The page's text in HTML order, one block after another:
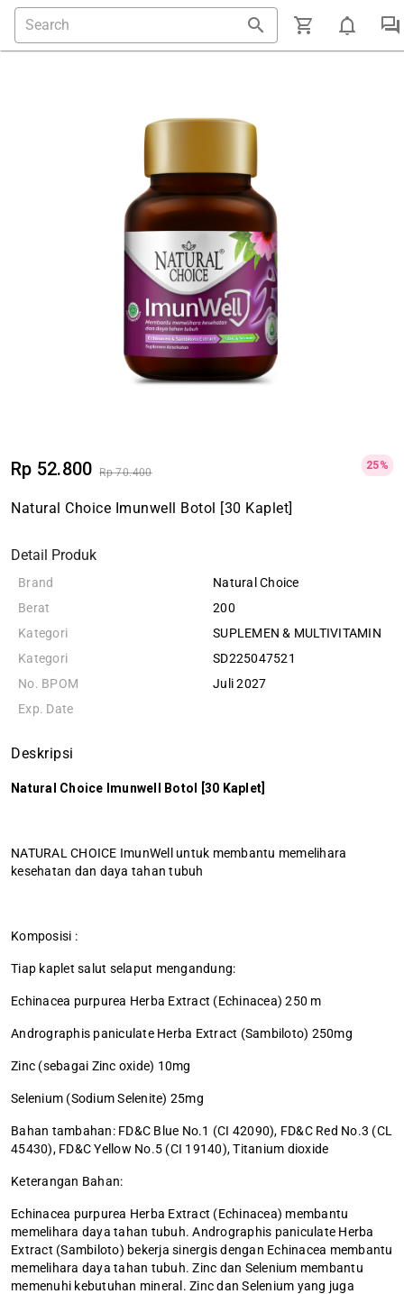
Rp 52.800 Rp 70.400
25%
Natural Choice Imunwell Botol [30 Kaplet]
Detail Produk
Brand
Berat
Kategori
Kategori
No. BPOM
Exp. Date
Natural Choice
200
SUPLEMEN & MULTIVITAMIN
SD225047521
Juli 2027
Deskripsi
Natural Choice Imunwell Botol [30 Kaplet]
NATURAL CHOICE ImunWell untuk membantu memelihara
kesehatan dan daya tahan tubuh
Komposisi :
Tiap kaplet salut selaput mengandung:
Echinacea purpurea Herba Extract (Echinacea) 250 m
Andrographis paniculate Herba Extract (Sambiloto) 250mg
Zinc (sebagai Zinc oxide) 10mg
Selenium (Sodium Selenite) 25mg
Bahan tambahan: FD&C Blue No.1 (CI 42090), FD&C Red No.3 (CL
45430), FD&C Yellow No.5 (CI 19140), Titanium dioxide
Keterangan Bahan:
Echinacea purpurea Herba Extract (Echinacea) membantu
memelihara daya tahan tubuh. Andrographis paniculate Herba
Extract (Sambiloto) bekerja sinergis dengan Echinacea membantu
memelihara daya tahan tubuh. Zinc dan Selenium membantu
memenuhi kebutuhan mineral. Zinc dan Selenium yang juga